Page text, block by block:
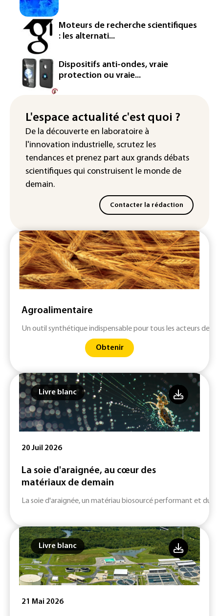
homologation
Iris³: Eutelsat investira 3,4 milliards
d'euros dans la future constellation
européenne
Le magazine VSD racheté par
l'entrepreneur Vianney d'Alançon
La production française de maïs
"Retour en force" progressif de la
chaleur dans les prochains jours en
France
Moteurs de recherche scientifiques
: les alternati...
Dispositifs anti-ondes, vraie
protection ou vraie...
L'espace actualité c'est quoi ?
De la découverte en laboratoire à
l'innovation industrielle, scrutez les
tendances et prenez part aux grands débats
scientifiques qui construisent le monde de
demain.
Contacter la rédaction
Agroalimentaire
Un outil synthétique indispensable pour tous les acteurs des
Obtenir
Livre blanc
20 Juil 2026
La soie d'araignée, au cœur des
matériaux de demain
La soie d'araignée, un matériau biosourcé performant et
Livre blanc
21 Mai 2026